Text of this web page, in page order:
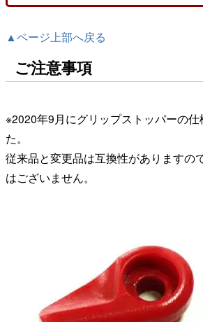
▲ページ上部へ戻る
ご注意事項
※2020年9月にグリップストッパーの
た。
従来品と変更品は互換性がありますの
はございません。